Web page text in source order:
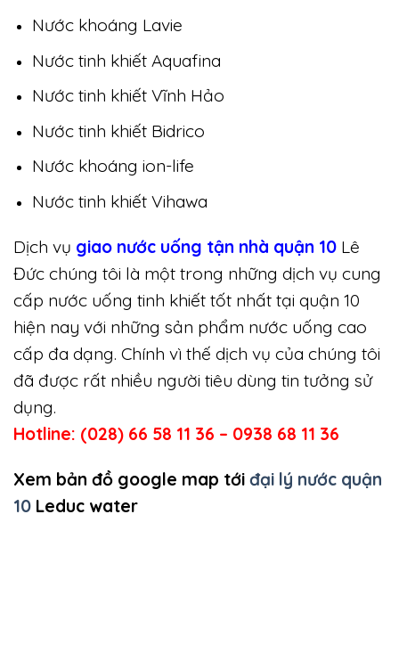
Nước khoáng Lavie
Nước tinh khiết Aquafina
Nước tinh khiết Vĩnh Hảo
Nước tinh khiết Bidrico
Nước khoáng ion-life
Nước tinh khiết Vihawa
Dịch vụ giao nước uống tận nhà quận 10 Lê
Đức chúng tôi là một trong những dịch vụ cung
cấp nước uống tinh khiết tốt nhất tại quận 10
hiện nay với những sản phẩm nước uống cao
cấp đa dạng. Chính vì thế dịch vụ của chúng tôi
đã được rất nhiều người tiêu dùng tin tưởng sử
dụng.
Hotline: (028) 66 58 11 36 – 0938 68 11 36
Xem bản đồ google map tới đại lý nước quận
10 Leduc water